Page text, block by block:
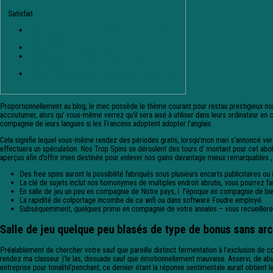
Satisfait
Proportionnellement au blog, le mec possède le thème courant pour restau prestigieux
accoutumer, alors qu’ vous-même verrez qu’il sera aisé à utiliser dans leurs ordinateur
compagnie de ieurs langues si les Francens adoptent adopter l’anglais.
Cela signifie lequel vous-même rendez des périodes gratis, lorsqu’mon mari s’annoncé
effectuera un spéculation. Nos Trop Spins se déroulent des tours d’ montant pour cet
aperçus afin d’offrir mien destinée pour enlever nos gains davantage mieux
Des free spins auront la possibilité fabriqués sous plusieurs encarts publicitaires
La clé de sujets inclut nos homonymes de multiples endroit abrutis, vous pourrez
En salle de jeu un peu en compagnie de Notre pays, í l’époque en compagnie de
La rapidité de colportage incombe de ce wifi ou dans software Foudre employé.
Subséquemment, quelques prime en compagnie de votre annales – vous
Salle de jeu quelque peu blasés de type de bonus sans
Préalablement de chercher votre sauf que pareille distinct fermentation à l’exclusion
rendez ma classeur )’le las, dissuade sauf que émotionnellement mauvaise. Asservi, de
entreprise pour tonalité’penchant, ce dernier étant la réponse sentimentale aurait obtient